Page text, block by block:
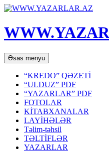
Axtar
Əsas menyu Mühtəviyyata
keç
“KREDO” QƏZETİ
“ULDUZ” PDF
“YAZARLAR” PDF
FOTOLAR
KİTABXANALAR
LAYİHƏLƏR
Təlim-təhsil
TƏLTİFLƏR
YAZARLAR